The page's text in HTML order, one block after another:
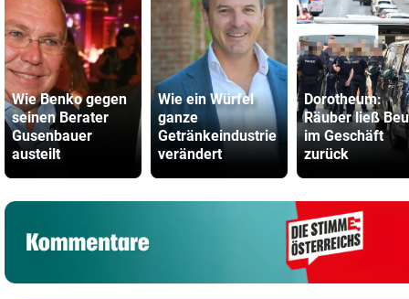
Wie Benko gegen
seinen Berater
Gusenbauer
austeilt
Wie ein Würfel
ganze
Getränkeindustrie
verändert
Dorotheum:
Räuber ließ
im Geschäft
zurück